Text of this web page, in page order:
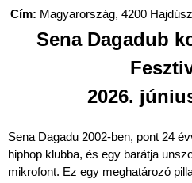
Cím: Magyarország, 4200
Sena Dagadub
2026.
Sena Dagadu 2002-ben, pont 24
hiphop klubba, és egy barátja
mikrofont. Ez egy meghatározó